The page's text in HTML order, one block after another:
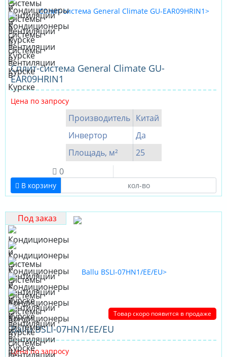
Сплит-система General Climate GU-
EAR09HRIN1
Цена по запросу
Производитель Китай
Инвертор
Да
Площадь, м²
25
0
В корзину
Под заказ
Товар скоро появится в продаже
Ballu BSLI-07HN1/EE/EU
Цена по запросу